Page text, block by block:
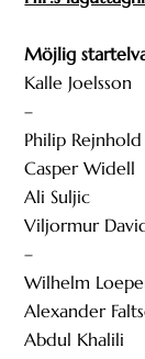
Möjlig
Kalle Joelsson
–
Philip Rejnhold
Casper Widell
Ali Suljic
Viljormur
–
Wilhelm
Alexander
Abdul Khalili